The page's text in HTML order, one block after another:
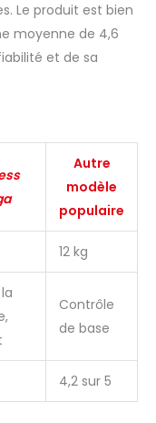
Le produit est bien
moyenne de 4,6
et de sa
Autre
modèle
populaire
12 kg
Contrôle
de base
4,2 sur 5